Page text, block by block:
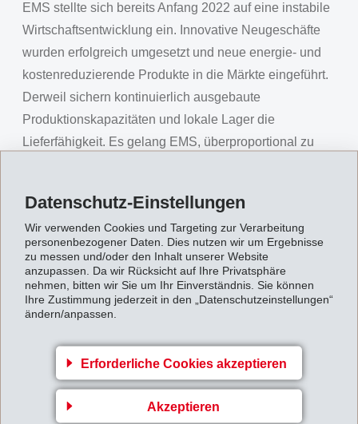
Datenschutz-Einstellungen
Wir verwenden Cookies und Targeting zur Verarbeitung
personenbezogener Daten. Dies nutzen wir um Ergebnisse
zu messen und/oder den Inhalt unserer Website
anzupassen. Da wir Rücksicht auf Ihre Privatsphäre
nehmen, bitten wir Sie um Ihr Einverständnis. Sie können
Ihre Zustimmung jederzeit in den „Datenschutzeinstellungen“
ändern/anpassen.
Erforderliche Cookies akzeptieren
Akzeptieren
EMS stellte sich bereits Anfang 2022 auf eine instabile
Wirtschaftsentwicklung ein. Innovative Neugeschäfte
wurden erfolgreich umgesetzt und neue energie- und
kostenreduzierende Produkte in die Märkte eingeführt.
Derweil sichern kontinuierlich ausgebaute
Produktionskapazitäten und lokale Lager die
Lieferfähigkeit. Es gelang EMS, überproportional zu
Energie, erforderte entsprechende
Verkaufspreiserhöhungen bei den Kunden.
Der konsolidierteNettoumsatzerhöhte sich im
Vergleich zum Vorjahr um 10.1% auf CHF 1'284 Mio.
(1'166). DasBetriebsergebnis (EBIT)erreichte CHF
betriebliche Cash Flow (EBITDA) belief sich auf CHF
354 Mio. (350) und damit 1.2% über Vorjahr. Die EBIT-
Marge beträgt 25.2% (27.6%), die EBITDA-Marge
27.6% (30.0%). Aufgrund der rohstoffkostenbedingten